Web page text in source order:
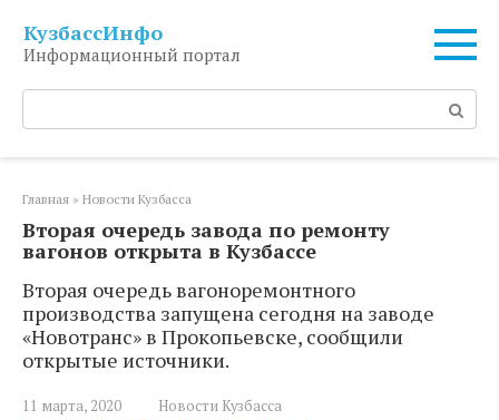
контенту
КузбассИнфо
Информационный портал
Поиск:
Главная » Новости Кузбасса
Вторая очередь завода по ремонту
вагонов открыта в Кузбассе
Вторая очередь вагоноремонтного
производства запущена сегодня на заводе
«Новотранс» в Прокопьевске, сообщили
открытые источники.
11 марта, 2020 Новости Кузбасса